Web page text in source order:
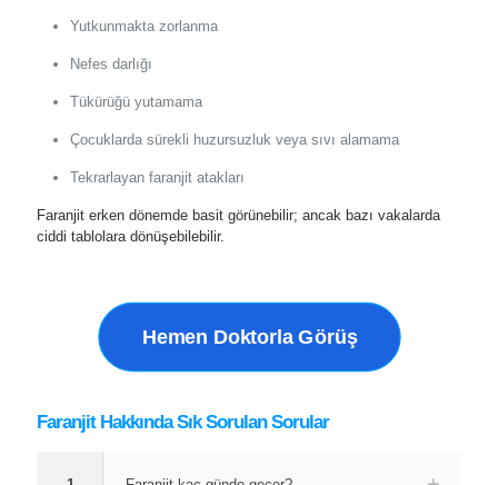
Yutkunmakta zorlanma
Nefes darlığı
Tükürüğü yutamama
Çocuklarda sürekli huzursuzluk veya sıvı alamama
Tekrarlayan faranjit atakları
Faranjit erken dönemde basit görünebilir; ancak bazı vakalarda
ciddi tablolara dönüşebilebilir.
Hemen Doktorla Görüş
Faranjit Hakkında Sık Sorulan Sorular